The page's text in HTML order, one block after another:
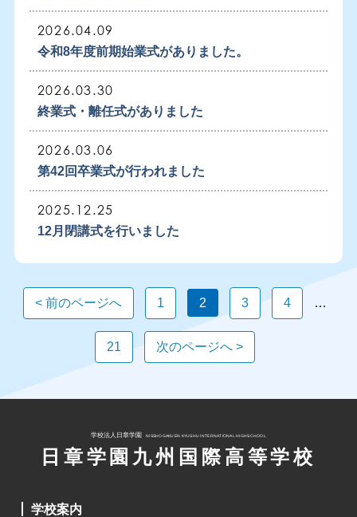
2026.04.09
令和8年度前期始業式がありました。
2026.03.30
終業式・離任式がありました
2026.03.06
第42回卒業式が行われました
2025.12.25
12月閉講式を行いました
< 前のページへ 1 2 3 4 …
21 次のページへ >
学校法人日章学園 NISSHOGAKUEN KYUSHU INTERNATIONAL HIGHSCHOOL
日章学園九州国際高等学校
学校案内